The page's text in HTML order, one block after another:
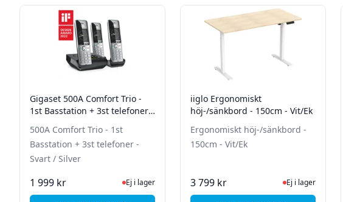
Gigaset 500A Comfort Trio -
1st Basstation + 3st telefoner -
500A Comfort Trio - 1st
Basstation + 3st telefoner -
Svart / Silver
1 999 kr Ej i lager, besök produktsidan för senaste status
Ej i lager
iiglo Ergonomiskt
höj-/sänkbord - 150cm - Vit/Ek
Ergonomiskt höj-/sänkbord -
150cm - Vit/Ek
3 799 kr Ej i lager, besök
Ej i lager